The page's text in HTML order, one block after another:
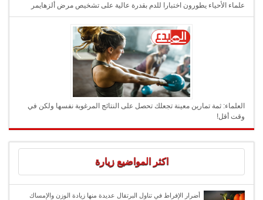
علماء الأحياء يطورون اختبارا للدم بقدرة عالية على تشخيص مرض ألزهايمر
العلماء: ثمة تمارين معينة تجعلك تحصل على النتائج المرغوبة نفسها ولكن في
وقت أقل!
اكثر المواضيع زيارة
أضرار الإفراط في تناول البرتقال عديدة منها زيادة الوزن والإمساك